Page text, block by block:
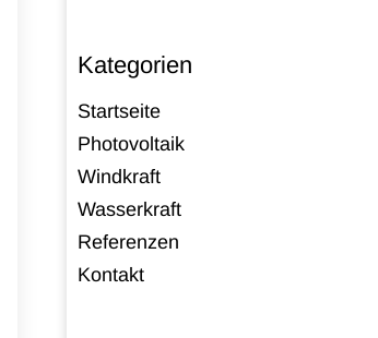
Kategorien
Startseite
Photovoltaik
Windkraft
Wasserkraft
Referenzen
Kontakt